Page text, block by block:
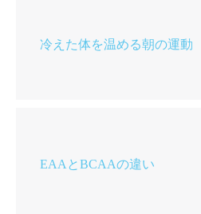
冷えた体を温める朝の運動
EAAとBCAAの違い